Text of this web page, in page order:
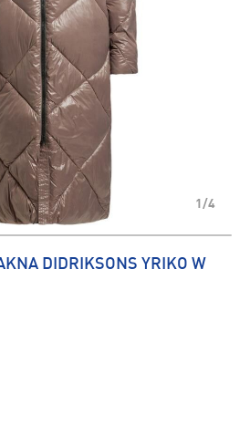
1/4
DIDRIKSONS YRIKO W